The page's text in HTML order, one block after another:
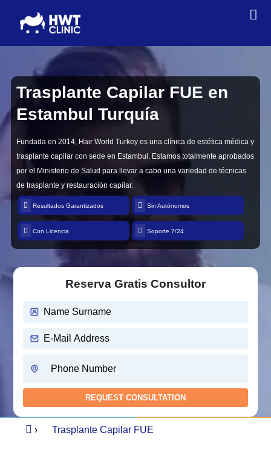
Trasplante Capilar FUE en
Estambul Turquía
Fundada en 2014, Hair World Turkey es una clínica de estética médica y
trasplante capilar con sede en Estambul. Estamos totalmente aprobados
por el Ministerio de Salud para llevar a cabo una variedad de técnicas
de trasplante y restauración capilar.
Resultados Garantizados Sin Autónomos
Con Licencia Soporte 7/24
Reserva Gratis Consultor
› Trasplante Capilar FUE